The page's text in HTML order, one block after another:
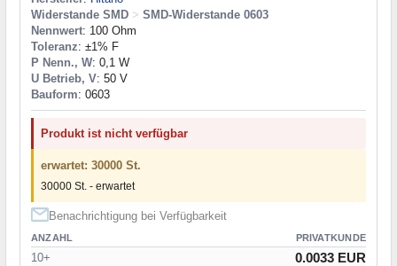
Widerstande SMD > SMD-Widerstande 0603
Nennwert: 100 Ohm
Toleranz: ±1% F
P Nenn., W: 0,1 W
U Betrieb, V: 50 V
Bauform: 0603
Produkt ist nicht verfügbar
erwartet: 30000 St.
30000 St. - erwartet
Benachrichtigung bei Verfügbarkeit
ANZAHL PRIVATKUNDE
10+ 0.0033 EUR